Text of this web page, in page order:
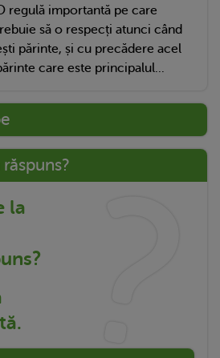
regulă importantă pe care
să o respecți atunci când
părinte, și cu precădere acel
care este principalul...
la